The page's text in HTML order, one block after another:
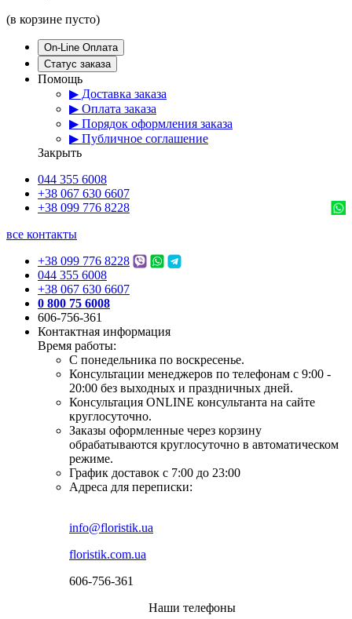
(в корзине пусто)
On-Line Оплата
Статус заказа
Помощь
▶ Доставка заказа
▶ Оплата заказа
▶ Порядок оформления заказа
▶ Публичное соглашение
Закрыть
044 355 6008
+38 067 630 6607
+38 099 776 8228
все контакты
+38 099 776 8228
044 355 6008
+38 067 630 6607
0 800 75 6008
606-756-361
Контактная информация
Время работы:
С понедельника по воскресенье.
Консультации менеджеров по телефонам с 9:00 -
20:00 без выходных и праздничных дней.
Консультация ONLINE консультанта на сайте
круглосуточно.
Заказы оформленные через корзину
обрабатываются круглосуточно в автоматическом
режиме.
График доставок с 7:00 до 23:00
Адреса для переписки:
info@floristik.ua
floristik.com.ua
606-756-361
Наши телефоны